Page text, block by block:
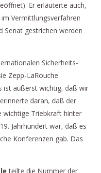
Er erläuterte auch,
Vermittlungsverfahren
Senat gestrichen werden
Sicherheits-
Zepp-LaRouche
ist äußerst wichtig, daß wir
daran, daß der
wichtige Triebkraft hinter
Jahrhundert war, daß es
Konferenzen gab. Das
teilte die Nummer der